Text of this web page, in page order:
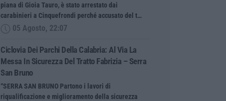
piana di Gioia Tauro, è stato arrestato dai
carabinieri a Cinquefrondi perché accusato del t…
05 Agosto, 22:07
Ciclovia Dei Parchi Della Calabria: Al Via La
Messa In Sicurezza Del Tratto Fabrizia – Serra
San Bruno
“SERRA SAN BRUNO Partono i lavori di
riqualificazione e miglioramento della sicurezza